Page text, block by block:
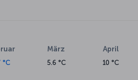
°C
März
5.6 °C
April
10 °C